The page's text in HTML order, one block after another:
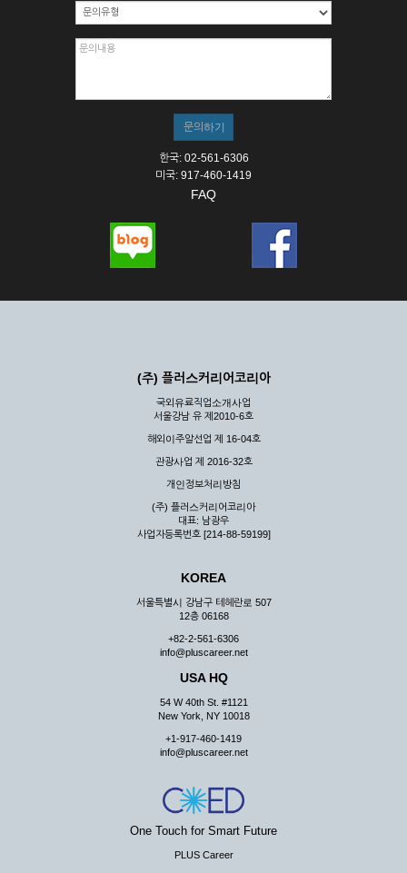
8. 기타 회사가 정한 제반 사항을 위반하며 신청하는 경우
제5조 (서비스의 이용 및 중지)
② 시스템 점검, 교체 및 고장, 기술적인 이유, 국가비상사태, 정
스가 불가능할 경우 회사는 사전 공지나 예고 없이 서비스의 전
부 또는 일부를 일시적 또는 영구적으로 중지할 수 있습니다.
③ 기타 회사는 서비스를 제공할 수 없는 합당한 사유가 발생한
④ 회사는 제 2항 및 제 3항의 사유로 서비스의 제공이 일시적
여 배상하지 않습니다.
제3장 권리 및 의무
공할 수 있도록 최선의 노력을 다하여야 합니다.
게 누설, 배포하여서는 안됩니다. 다만, 관계법령에 의하여 국가
기관 등의 합법적인 요구가 있는 경우에는 해당 되지 않습니다.
③ 회사는 이용자로부터 제기되는 의견이나 불만이 정당하다고
인정할 경우에는 즉시 처리하여야 하며, 즉시 처리가 곤란한 경
우 그 처리를 위해 노력해야 합니다.
제7조 (회원의 의무)
① 회원은 ID와 비밀 번호에 관한 모든 관리의 책임이 있으며
② 회원은 이용신청서의 기재내용 중 변경된 내용이 있는 경우
서비스를 통하여 그 내용을 회사에 통지하여야 합니다.
③ 다른 회원의 ID와 비밀번호를 부당하게 사용하는 행위를
④ 회원은 회사의 서비스에서 타 사이트의 홍보행위를 하지 않
아야 하며 공공질서나 미풍약속에 위배되는 내용 혹은 저작권을
리 행위도 할 수 없습니다.
사가 통지하는 사항을 준수하여야 하며, 기타 회사의 업무에 방
해되는 행위를 하여서는 아니 됩니다.
제8조 (회원의 관리)
① 회원은 언제든 이 약관에 대한 동의를 철회할 수 있습니다.
한국: 02-561-6306
미국: 917-460-1419
FAQ
(주) 플러스커리어코리아
국외유료직업소개사업
서울강남 유 제2010-6호
해외이주알선업 제 16-04호
관광사업 제 2016-32호
개인정보처리방침
(주) 플러스커리어코리아
대표: 남광우
사업자등록번호 [214-88-59199]
KOREA
서울특별시 강남구 테헤란로 507
12층 06168
+82-2-561-6306
info@pluscareer.net
USA HQ
54 W 40th St. #1121
New York, NY 10018
+1-917-460-1419
info@pluscareer.net
One Touch for Smart Future
PLUS Career